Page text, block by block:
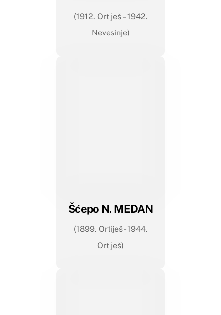
(1912. Ortiješ – 1942.
Nevesinje)
Šćepo N. MEDAN
(1899. Ortiješ - 1944.
Ortiješ)